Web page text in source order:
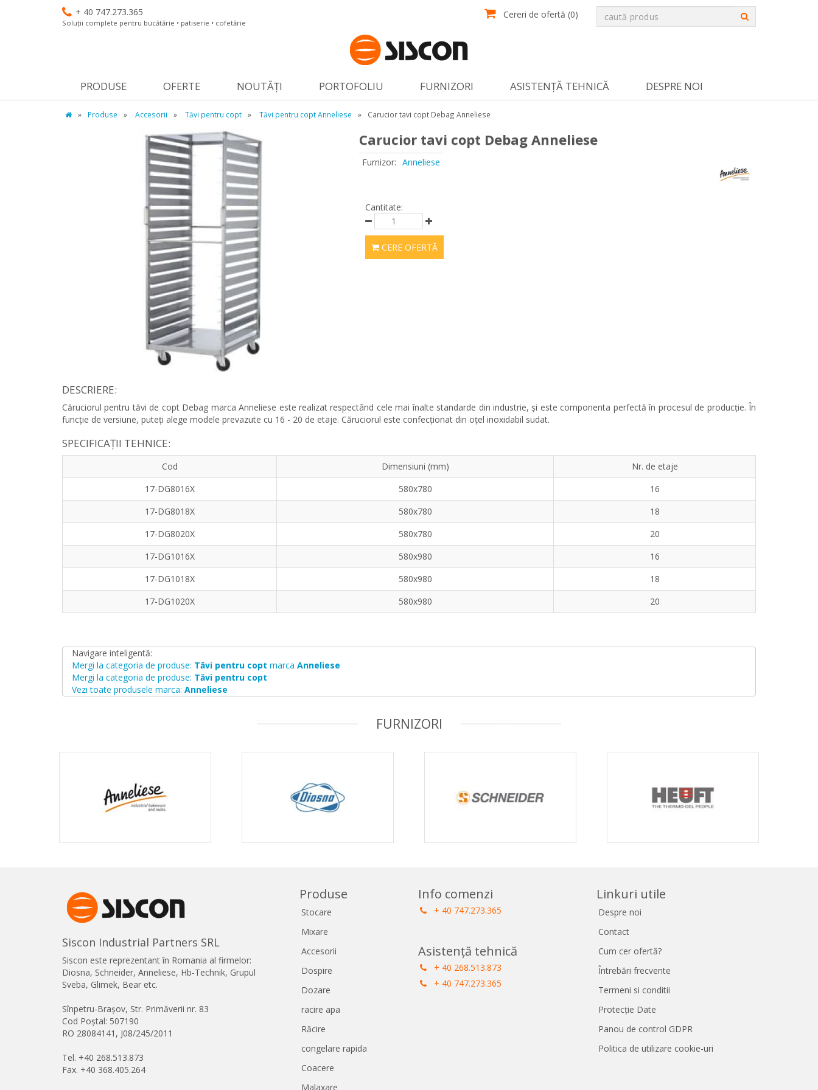
+ 40 747.273.365
Soluții complete pentru bucătărie • patiserie • cofetărie
Cereri de ofertă (0)
PRODUSE OFERTE NOUTĂŢI PORTOFOLIU FURNIZORI ASISTENȚĂ TEHNICĂ DESPRE NOI
» Produse » Accesorii » Tăvi pentru copt » Tăvi pentru copt Anneliese » Carucior tavi copt Debag Anneliese
Carucior tavi copt Debag Anneliese
Furnizor: Anneliese
Cantitate:
CERE OFERTĂ
DESCRIERE:
Căruciorul pentru tăvi de copt Debag marca Anneliese este realizat respectând cele mai înalte standarde din industrie, și este componenta perfectă în procesul de producție. În
funcție de versiune, puteți alege modele prevazute cu 16 - 20 de etaje. Căruciorul este confecționat din oțel inoxidabil sudat.
SPECIFICAȚII TEHNICE:
Cod Dimensiuni (mm)
Nr. de etaje
17-DG8016X
580x780
16
17-DG8018X
580x780
18
17-DG8020X
580x780
20
17-DG1016X
580x980
16
17-DG1018X
580x980
18
17-DG1020X
580x980 20
Navigare inteligentă:
Mergi la categoria de produse: Tăvi pentru copt marca Anneliese
Mergi la categoria de produse: Tăvi pentru copt
Vezi toate produsele marca: Anneliese
FURNIZORI
Siscon Industrial Partners SRL
Siscon este reprezentant în Romania al firmelor:
Diosna, Schneider, Anneliese, Hb-Technik, Grupul
Sveba, Glimek, Bear etc.
Sînpetru-Brașov, Str. Primăverii nr. 83
Cod Poștal: 507190
RO 28084141, J08/245/2011
Tel. +40 268.513.873
Fax. +40 368.405.264
Produse
Stocare
Mixare
Accesorii
Dospire
Dozare
racire apa
Răcire
congelare rapida
Coacere
Malaxare
Info comenzi
+ 40 747.273.365
Asistență tehnică
+ 40 268.513.873
+ 40 747.273.365
Linkuri utile
Despre noi
Contact
Cum cer ofertă?
Întrebări frecvente
Termeni si conditii
Protecție Date
Panou de control GDPR
Politica de utilizare cookie-uri